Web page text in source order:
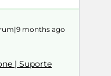
months ago
| Suporte